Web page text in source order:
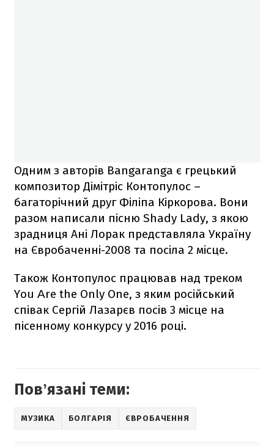
Одним з авторів Bangaranga є грецький
композитор Дімітріс Контопулос –
багаторічний друг Філіпа Кіркорова. Вони
разом написали пісню Shady Lady, з якою
зрадниця Ані Лорак представляла Україну
на Євробаченні-2008 та посіла 2 місце.
Також Контопулос працював над треком
You Αre the Only One, з яким російський
співак Сергій Лазарєв посів 3 місце на
пісенному конкурсу у 2016 році.
Повʼязані теми:
МУЗИКА БОЛГАРІЯ ЄВРОБАЧЕННЯ